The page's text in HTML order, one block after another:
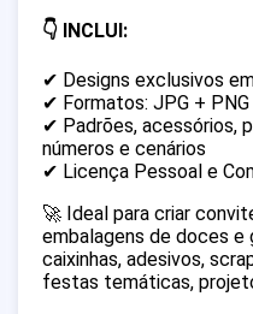
👇 INCLUI:
✔ Designs exclusivos
✔ Formatos: JPG +
✔ Padrões, acessórios,
números e cenários
✔ Licença Pessoal e
🚀 Ideal para criar
embalagens de doces e
caixinhas, adesivos,
festas temáticas,